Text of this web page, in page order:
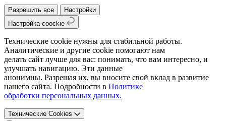
Разрешить все
Настройки
Настройка coockie
Технические cookie нужны для стабильной работы.
Аналитические и другие cookie помогают нам
делать сайт лучше для вас: понимать, что вам интересно, и
улучшать навигацию. Эти данные
анонимны. Разрешая их, вы вносите свой вклад в развитие
нашего сайта. Подробности в Политике
обработки персональных данных.
Технические Cookies